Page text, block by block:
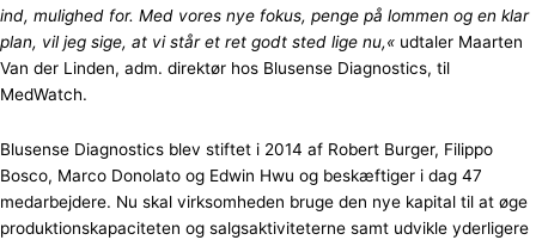
ind, mulighed for. Med vores nye fokus, penge på lommen og en klar
plan, vil jeg sige, at vi står et ret godt sted lige nu,« udtaler Maarten
Van der Linden, adm. direktør hos Blusense Diagnostics, til
MedWatch.
Blusense Diagnostics blev stiftet i 2014 af Robert Burger, Filippo
Bosco, Marco Donolato og Edwin Hwu og beskæftiger i dag 47
medarbejdere. Nu skal virksomheden bruge den nye kapital til at øge
produktionskapaciteten og salgsaktiviteterne samt udvikle yderligere